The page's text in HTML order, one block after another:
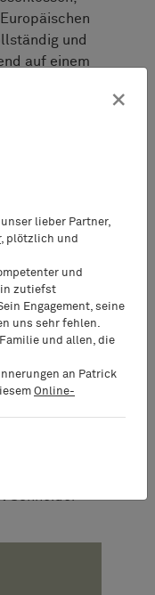
und
auf einem
(München):
Ltd.:
Ute
×
lieber Partner,
, plötzlich und
und
zutiefst
Engagement, seine
uns sehr fehlen.
und allen, die
an Patrick
Online-